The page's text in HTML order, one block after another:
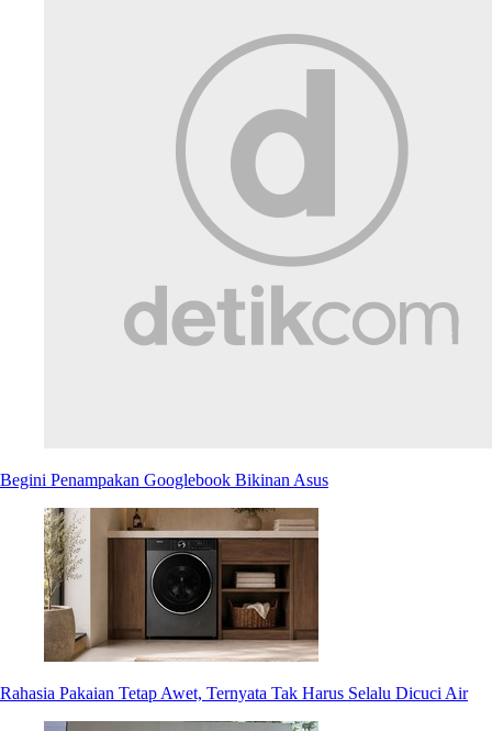
Begini Penampakan Googlebook Bikinan Asus
Rahasia Pakaian Tetap Awet, Ternyata Tak Harus Selalu Dicuci Air